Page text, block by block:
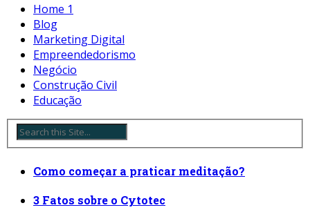
Home 1
Blog
Marketing Digital
Empreendedorismo
Negócio
Construção Civil
Educação
Como começar a praticar meditação?
3 Fatos sobre o Cytotec